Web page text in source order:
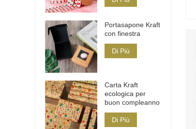
Portasapone Kraft
con finestra
Di Più
Carta Kraft
ecologica per
buon compleanno
Di Più